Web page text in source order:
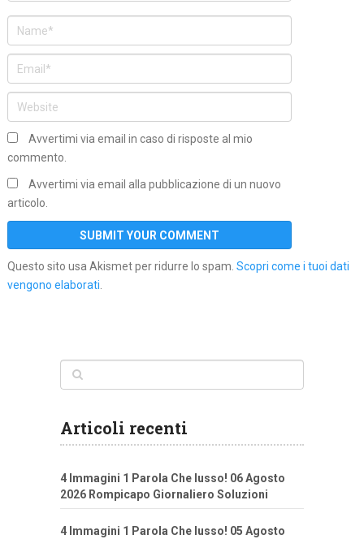
Avvertimi via email in caso di risposte al mio
commento.
Avvertimi via email alla pubblicazione di un nuovo
articolo.
Questo sito usa Akismet per ridurre lo spam. Scopri come i tuoi dati
vengono elaborati.
Articoli recenti
4 Immagini 1 Parola Che lusso! 06 Agosto
2026 Rompicapo Giornaliero Soluzioni
4 Immagini 1 Parola Che lusso! 05 Agosto